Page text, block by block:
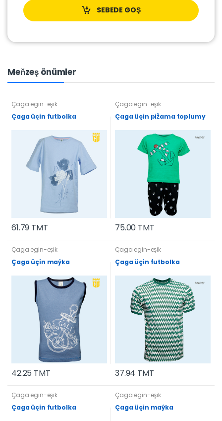
SEBEDE GOŞ
Meňzeş önümler
Çaga egin-eşik
Çaga üçin futbolka
61.79 TMT
Çaga egin-eşik
Çaga üçin pižama toplumy
75.00 TMT
Çaga egin-eşik
Çaga üçin maýka
42.25 TMT
Çaga egin-eşik
Çaga üçin futbolka
37.94 TMT
Çaga egin-eşik
Çaga üçin futbolka
Çaga egin-eşik
Çaga üçin maýka